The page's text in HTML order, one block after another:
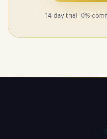
14-day trial · 0%